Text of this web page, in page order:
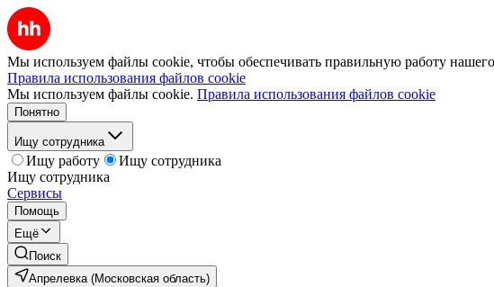
Мы используем файлы cookie, чтобы обеспечивать правильную работу нашего
Правила использования файлов cookie
Мы используем файлы cookie. Правила использования файлов cookie
Понятно
Ищу сотрудника
Ищу работу
Ищу сотрудника
Ищу сотрудника
Сервисы
Помощь
Ещё
Поиск
Апрелевка (Московская область)